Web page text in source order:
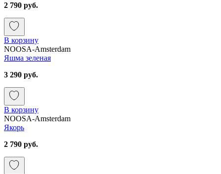
2 790 руб.
В корзину
NOOSA-Amsterdam
Яшма зеленая
3 290 руб.
В корзину
NOOSA-Amsterdam
Якорь
2 790 руб.